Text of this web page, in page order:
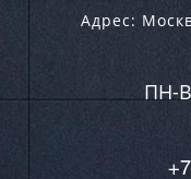
Адрес:
ПН-